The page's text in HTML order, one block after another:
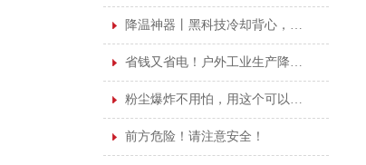
降温神器丨黑科技冷却背心，高温作业可持续凉爽
省钱又省电！户外工业生产降温加水凉风机！
粉尘爆炸不用怕，用这个可以安心上班！
前方危险！请注意安全！